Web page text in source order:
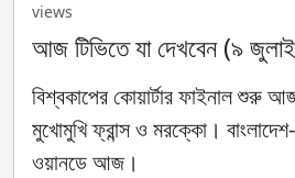
views
আজ টিভিতে যা দেখবেন (৯
বিশ্বকাপের কোয়ার্টার ফাইনাল শুরু
মুখোমুখি ফ্রান্স ও মরক্কো। বাংলাদেশ-
ওয়ানডে আজ।